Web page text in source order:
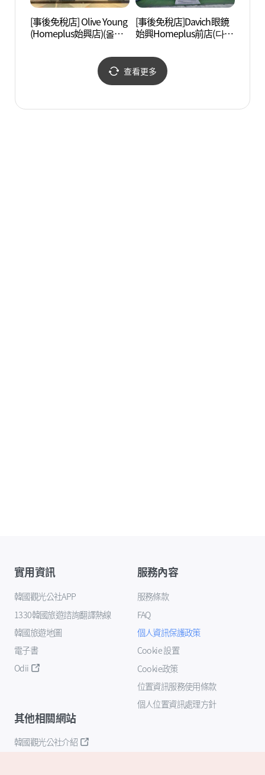
[事後免稅店] Olive Young
(Homeplus始興店)(올리
[事後免稅店]Davich眼鏡
始興Homeplus前店(다비
점)
查看更多
實用資訊
韓國觀光公社APP
1330韓國旅遊諮詢翻譯熱線
韓國旅遊地圖
電子書
Odii
服務內容
服務條款
FAQ
個人資訊保護政策
Cookie 設置
Cookie政策
位置資訊服務使用條款
個人位置資訊處理方針
其他相關網站
韓國觀光公社介紹